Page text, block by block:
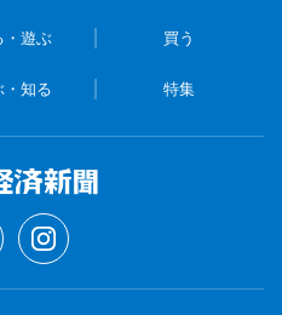
・遊ぶ 買う
・知る 特集